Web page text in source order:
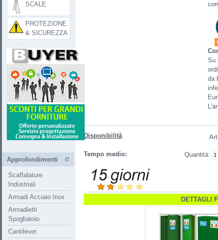
Su
da
Disponibilità
Tempo medio:
Art
Quantità:
DETTAGLI
SCALE
PROTEZIONE
& SICUREZZA
Approfondimenti
Scaffalature
Industriali
Armadi Acciaio Inox
Armadietti
Spogliatoio
Cantilever